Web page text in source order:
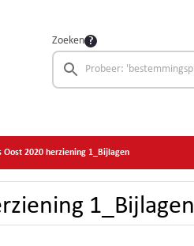
Zoeken
Oost 2020 herziening 1_Bijlagen
1_Bijlagen